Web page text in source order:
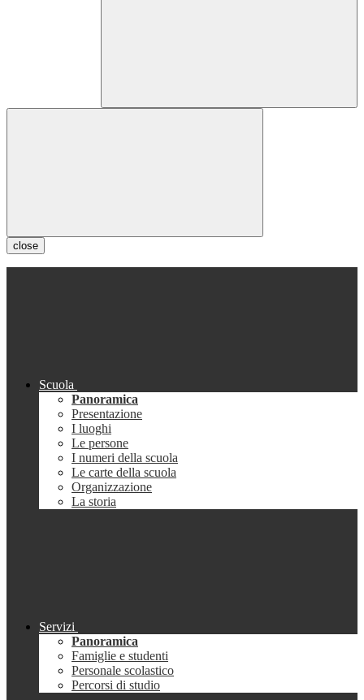
close
Scuola
Panoramica
Presentazione
I luoghi
Le persone
I numeri della scuola
Le carte della scuola
Organizzazione
La storia
Servizi
Panoramica
Famiglie e studenti
Personale scolastico
Percorsi di studio